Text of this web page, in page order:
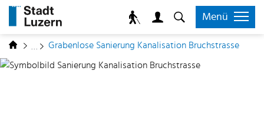
zur Startseite
Direkt zur Hauptnavigation
Direkt zum Inhalt
Direkt zur Suche
Direkt zum Stichwortverzeichnis
Kopfzeile Menü
Inhalt Grabenlose Sanierung Kanalisation Bruchstrasse